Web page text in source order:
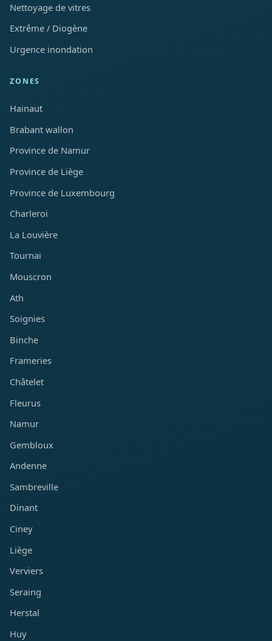
Nettoyage de vitres
Extrême / Diogène
Urgence inondation
ZONES
Hainaut
Brabant wallon
Province de Namur
Province de Liège
Province de Luxembourg
Charleroi
La Louvière
Tournai
Mouscron
Ath
Soignies
Binche
Frameries
Châtelet
Fleurus
Namur
Gembloux
Andenne
Sambreville
Dinant
Ciney
Liège
Verviers
Seraing
Herstal
Huy